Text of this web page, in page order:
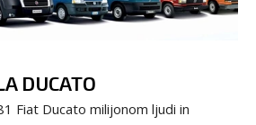
DUCATO
Fiat Ducato milijonom ljudi in